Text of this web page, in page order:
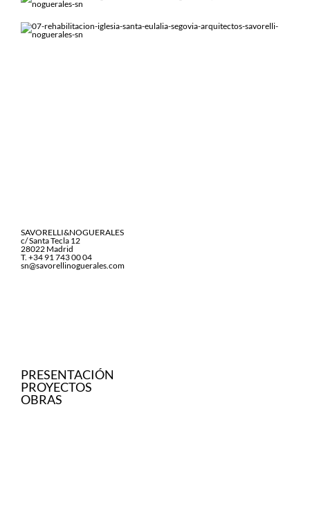
SAVORELLI&NOGUERALES
c/ Santa Tecla 12
28022 Madrid
T. +34 91 743 00 04
sn@savorellinoguerales.com
PRESENTACIÓN
PROYECTOS
OBRAS